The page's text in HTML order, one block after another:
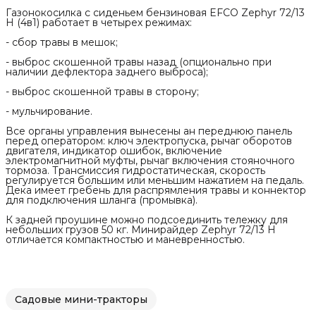
Газонокосилка с сиденьем бензиновая EFCO Zephyr 72/13
H (4в1) работает в четырех режимах:
- сбор травы в мешок;
- выброс скошенной травы назад (опционально при
наличии дефлектора заднего выброса);
- выброс скошенной травы в сторону;
- мульчирование.
Все органы управления вынесены ан переднюю панель
перед оператором: ключ электропуска, рычаг оборотов
двигателя, индикатор ошибок, включение
электромагнитной муфты, рычаг включения стояночного
тормоза. Трансмиссия гидростатическая, скорость
регулируется большим или меньшим нажатием на педаль.
Дека имеет гребень для распрямления травы и коннектор
для подключения шланга (промывка).
К задней проушине можно подсоединить тележку для
небольших грузов 50 кг. Минирайдер Zephyr 72/13 H
отличается компактностью и маневренностью.
Садовые мини-тракторы